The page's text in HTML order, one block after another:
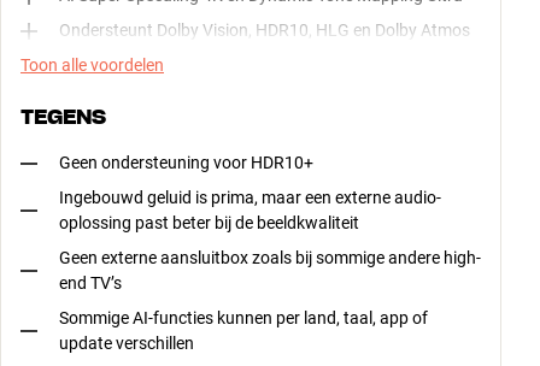
Ondersteunt Dolby Vision, HDR10, HLG en Dolby Atmos
Toon alle voordelen
TEGENS
Geen ondersteuning voor HDR10+
Ingebouwd geluid is prima, maar een externe audio-
oplossing past beter bij de beeldkwaliteit
Geen externe aansluitbox zoals bij sommige andere high-
end TV’s
Sommige AI-functies kunnen per land, taal, app of
update verschillen